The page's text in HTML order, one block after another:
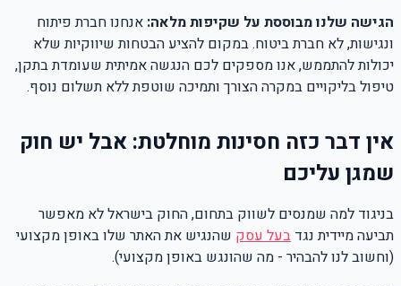
הגישה שלנו מבוססת על שקיפות מלאה: אנחנו חברת פיתוח
ונגישות, לא חברת ביטוח. במקום להציע הבטחות שיווקיות שלא
יכולות להתממש, אנו מספקים לכם הנגשה אמיתית שעומדת בתקן,
טיפול בליקויים במקרה הצורך ותמיכה שוטפת ללא תשלום נוסף.
אין דבר כזה חסינות מוחלטת: אבל יש חוק
שמגן עליכם
בניגוד למה שמנסים לשווק בתחום, החוק בישראל לא מאפשר
תביעה מיידית נגד בעל עסק שהנגיש את האתר שלו באופן מקצועי
(וחשוב לנו להבהיר - מה שהונגש באופן מקצועי).